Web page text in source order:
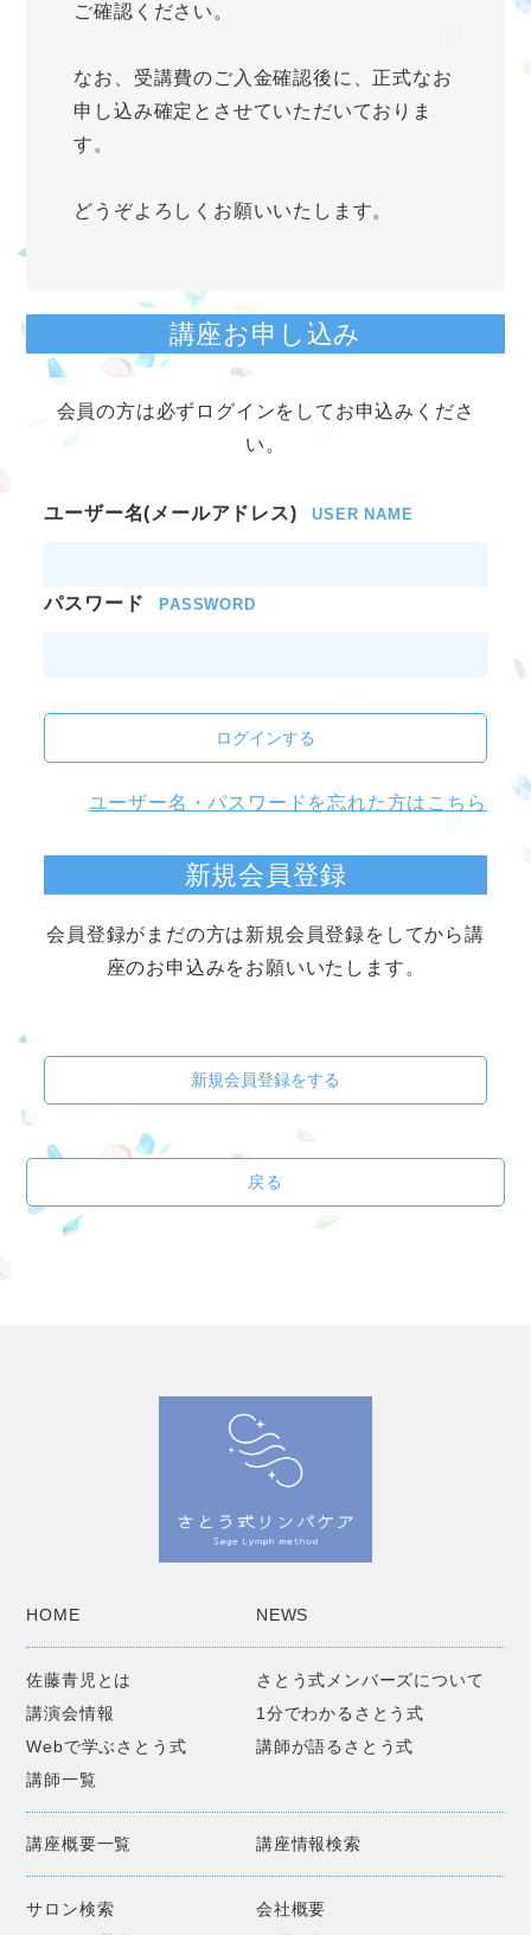
ご確認ください。
なお、受講費のご入金確認後に、正式なお
申し込み確定とさせていただいておりま
す。
どうぞよろしくお願いいたします。
講座お申し込み
会員の方は必ずログインをしてお申込みくださ
い。
ユーザー名(メールアドレス) USER NAME
パスワード PASSWORD
ログインする
ユーザー名・パスワードを忘れた方はこちら
新規会員登録
会員登録がまだの方は新規会員登録をしてから講
座のお申込みをお願いいたします。
新規会員登録をする
戻る
HOME NEWS
佐藤青児とは
さとう式メンバーズについて
講演会情報
1分でわかるさとう式
Webで学ぶさとう式
講師が語るさとう式
講師一覧
講座概要一覧 講座情報検索
サロン検索
会社概要